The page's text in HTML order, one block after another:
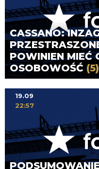
CASSANO:
POWINIEN MIEĆ
OSOBOWOŚĆ (5)
19.09
22:57